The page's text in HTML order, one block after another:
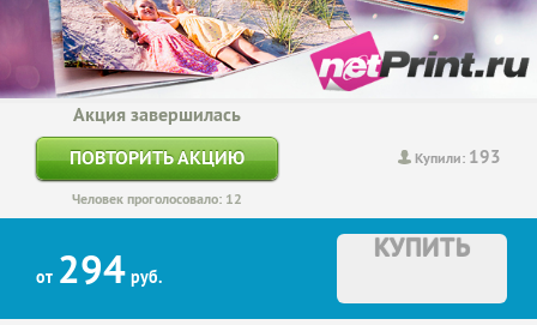
Купили: 193
Акция завершилась
ПОВТОРИТЬ АКЦИЮ
Человек проголосовало: 12
от 294 руб.
КУПИТЬ